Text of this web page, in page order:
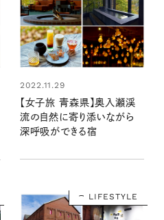
2022.11.29
【女子旅 青森県】奥入瀬渓
流の自然に寄り添いながら
深呼吸ができる宿
LIFESTYLE